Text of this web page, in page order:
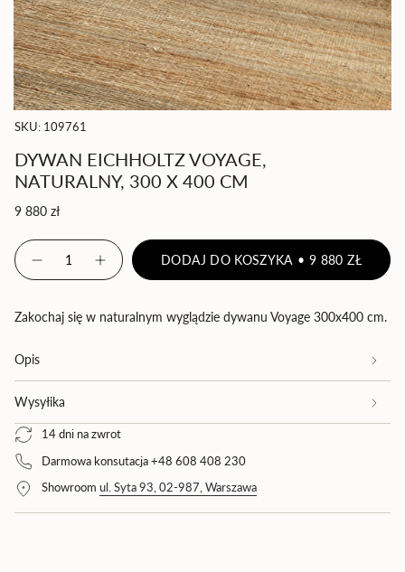
SKU: 109761
DYWAN EICHHOLTZ VOYAGE,
NATURALNY, 300 X 400 CM
Cena
9 880 zł
{"in_cart_html"=>"
<span
class=\"quantity-
{{
}}
</span>
w
koszyku",
"decrease"=>"Zmniejsz
ilość
produktu
{{
product
Zmniejsz
ilość
Eichholtz
Voyage,
300
x
400
Zwiększ
ilość
Eichholtz
Voyage,
400
DODAJ DO KOSZYKA 9 880 ZŁ
Zakochaj się w naturalnym wyglądzie dywanu Voyage 300x400 cm.
Opis
Wysyłika
14 dni na zwrot
Darmowa konsutacja +48 608 408 230
Showroom ul. Syta 93, 02-987, Warszawa